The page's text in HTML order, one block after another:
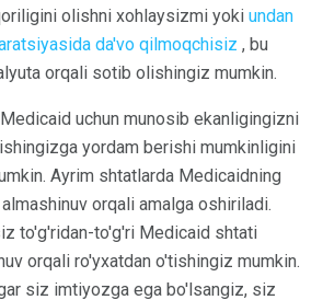
olishni xohlaysizmi yoki undan
da'vo qilmoqchisiz , bu
orqali sotib olishingiz mumkin.
uchun munosib ekanligingizni
yordam berishi mumkinligini
Ayrim shtatlarda Medicaidning
orqali amalga oshiriladi.
to'g'ridan-to'g'ri Medicaid shtati
orqali ro'yxatdan o'tishingiz mumkin.
siz imtiyozga ega bo'lsangiz, siz